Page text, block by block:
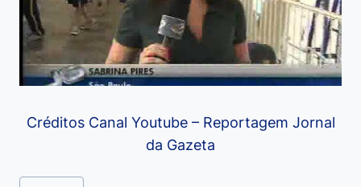
Créditos Canal Youtube – Reportagem Jornal
da Gazeta
Tags